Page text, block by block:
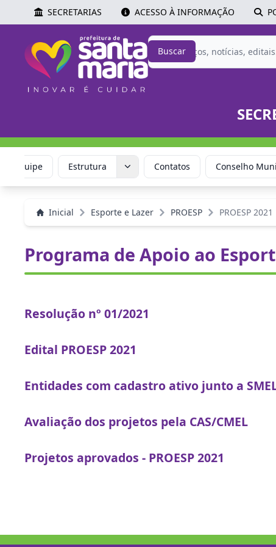
SECRETARIAS ACESSO À INFORMAÇÃO
Buscar
Equipe Estrutura Contatos Conselho
Inicial Esporte e Lazer PROESP PROESP 2021
Programa de Apoio ao
Resolução nº 01/2021
Edital PROESP 2021
Entidades com cadastro ativo junto a
Avaliação dos projetos pela CAS/CMEL
Projetos aprovados - PROESP 2021